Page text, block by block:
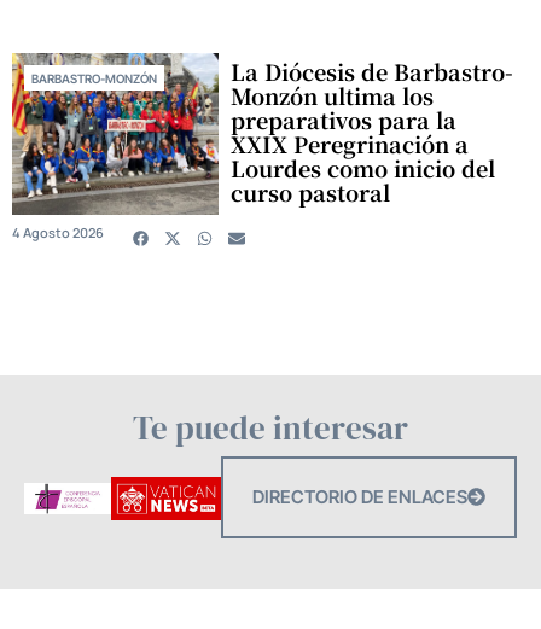
BARBASTRO-MONZÓN La Diócesis de Barbastro-
Monzón ultima los
preparativos para la
XXIX Peregrinación a
Lourdes como inicio del
curso pastoral
4 Agosto 2026
Te puede interesar
DIRECTORIO DE ENLACES